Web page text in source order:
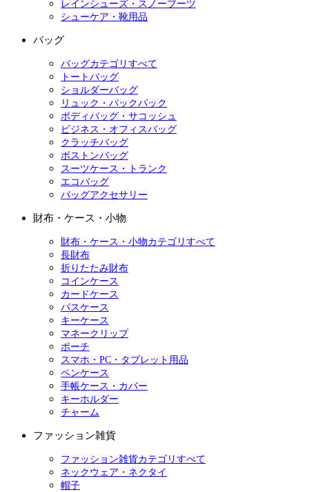
レインシューズ・スノーブーツ
シューケア・靴用品
バッグ
バッグカテゴリすべて
トートバッグ
ショルダーバッグ
リュック・バックパック
ボディバッグ・サコッシュ
ビジネス・オフィスバッグ
クラッチバッグ
ボストンバッグ
スーツケース・トランク
エコバッグ
バッグアクセサリー
財布・ケース・小物
財布・ケース・小物カテゴリすべて
長財布
折りたたみ財布
コインケース
カードケース
パスケース
キーケース
マネークリップ
ポーチ
スマホ・PC・タブレット用品
ペンケース
手帳ケース・カバー
キーホルダー
チャーム
ファッション雑貨
ファッション雑貨カテゴリすべて
ネックウェア・ネクタイ
帽子